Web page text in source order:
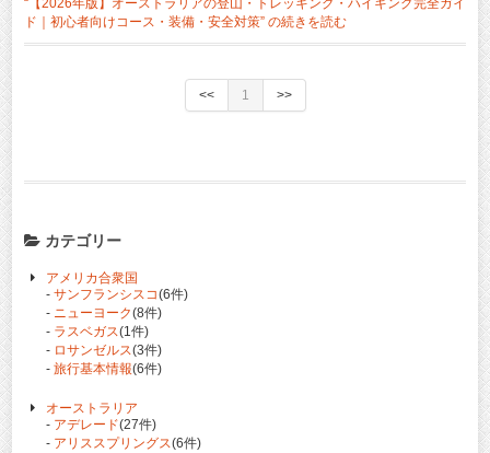
“【2026年版】オーストラリアの登山・トレッキング・ハイキング完全ガイ
ド｜初心者向けコース・装備・安全対策” の続きを読む
<< 1 >>
カテゴリー
アメリカ合衆国
- サンフランシスコ(6件)
- ニューヨーク(8件)
- ラスベガス(1件)
- ロサンゼルス(3件)
- 旅行基本情報(6件)
オーストラリア
- アデレード(27件)
- アリススプリングス(6件)